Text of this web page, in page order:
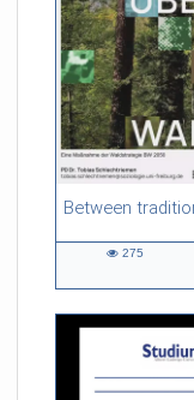
54:13 duration
275